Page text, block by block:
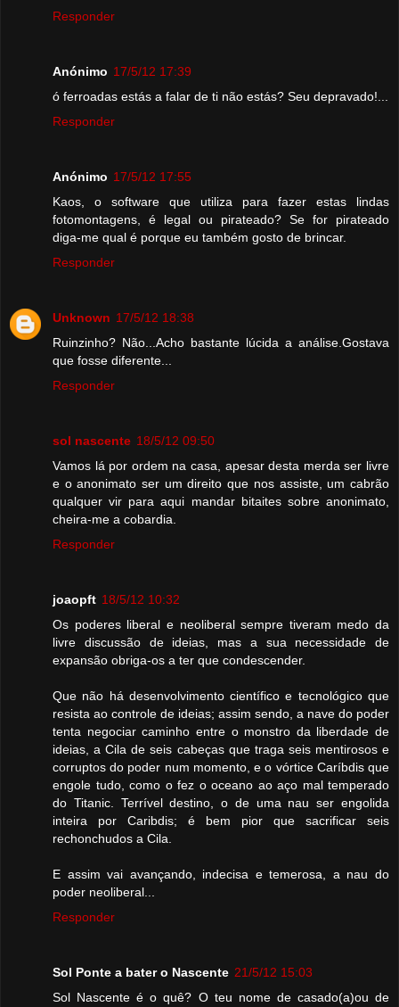
Responder
Anónimo 17/5/12 17:39
ó ferroadas estás a falar de ti não estás? Seu depravado!...
Responder
Anónimo 17/5/12 17:55
Kaos, o software que utiliza para fazer estas lindas
fotomontagens, é legal ou pirateado? Se for pirateado
diga-me qual é porque eu também gosto de brincar.
Responder
Unknown 17/5/12 18:38
Ruinzinho? Não...Acho bastante lúcida a análise.Gostava
que fosse diferente...
Responder
sol nascente 18/5/12 09:50
Vamos lá por ordem na casa, apesar desta merda ser livre
e o anonimato ser um direito que nos assiste, um cabrão
qualquer vir para aqui mandar bitaites sobre anonimato,
cheira-me a cobardia.
Responder
joaopft 18/5/12 10:32
Os poderes liberal e neoliberal sempre tiveram medo da
livre discussão de ideias, mas a sua necessidade de
expansão obriga-os a ter que condescender.
Que não há desenvolvimento científico e tecnológico que
resista ao controle de ideias; assim sendo, a nave do poder
tenta negociar caminho entre o monstro da liberdade de
ideias, a Cila de seis cabeças que traga seis mentirosos e
corruptos do poder num momento, e o vórtice Caríbdis que
engole tudo, como o fez o oceano ao aço mal temperado
do Titanic. Terrível destino, o de uma nau ser engolida
inteira por Caribdis; é bem pior que sacrificar seis
rechonchudos a Cila.
E assim vai avançando, indecisa e temerosa, a nau do
poder neoliberal...
Responder
Sol Ponte a bater o Nascente 21/5/12 15:03
Sol Nascente é o quê? O teu nome de casado(a)ou de